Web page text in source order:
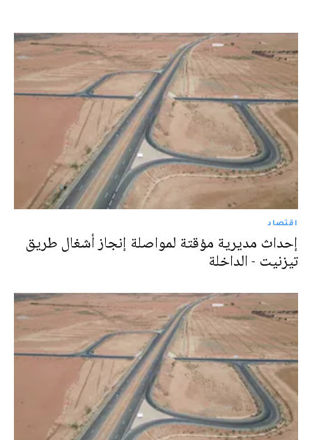
اقتصاد
إحداث مديرية مؤقتة لمواصلة إنجاز أشغال طريق
تيزنيت - الداخلة